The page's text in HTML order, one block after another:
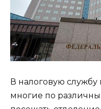
В налоговую
многие по